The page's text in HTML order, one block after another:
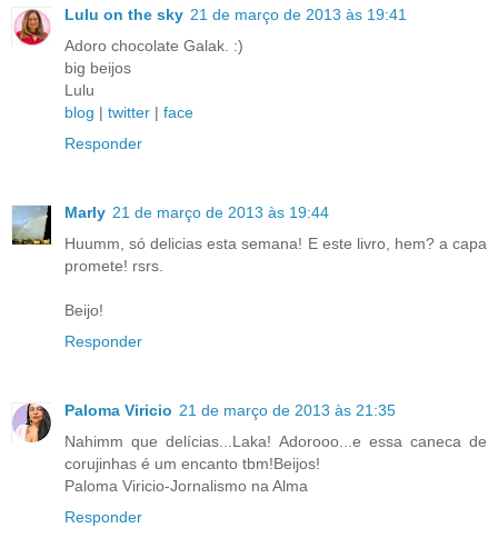
Lulu on the sky 21 de março de 2013 às 19:41
Adoro chocolate Galak. :)
big beijos
Lulu
blog | twitter | face
Responder
Marly 21 de março de 2013 às 19:44
Huumm, só delicias esta semana! E este livro, hem? a capa
promete! rsrs.
Beijo!
Responder
Paloma Viricio 21 de março de 2013 às 21:35
Nahimm que delícias...Laka! Adorooo...e essa caneca de
corujinhas é um encanto tbm!Beijos!
Paloma Viricio-Jornalismo na Alma
Responder